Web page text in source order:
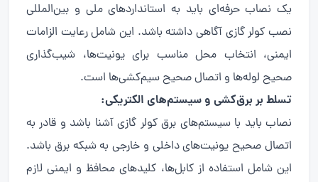
یک نصاب حرفه‌ای باید به استانداردهای ملی و بین‌المللی
نصب کولر گازی آگاهی داشته باشد. این شامل رعایت الزامات
ایمنی، انتخاب محل مناسب برای یونیت‌ها، شیب‌گذاری
صحیح لوله‌ها و اتصال صحیح سیم‌کشی‌ها است.
تسلط بر برق‌کشی و سیستم‌های الکتریکی:
نصاب باید با سیستم‌های برق کولر گازی آشنا باشد و قادر به
اتصال صحیح یونیت‌های داخلی و خارجی به شبکه برق باشد.
این شامل استفاده از کابل‌ها، کلیدهای محافظ و ایمنی لازم